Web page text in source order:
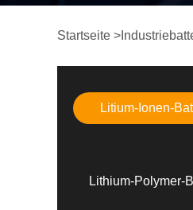
Startseite >
Litium-Ionen-
Lithium-Polymer-